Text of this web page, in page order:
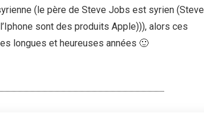
(le père de Steve Jobs est syrien (Steve
sont des produits Apple))), alors ces
longues et heureuses années 🙂